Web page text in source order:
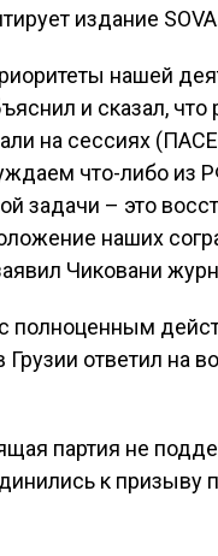
издание
нашей
и сказал,
на сессиях
что-либо из
задачи – это
наших
Чиковани
полноценным
ответил на
партия не
к призыву